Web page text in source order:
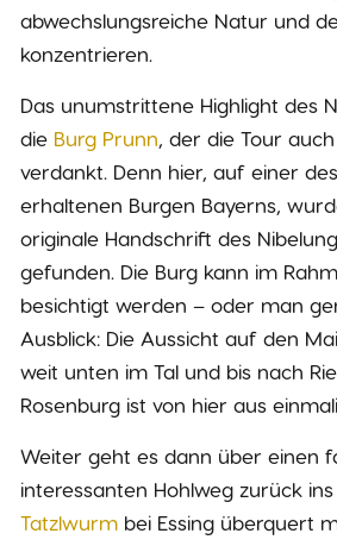
abwechslungsreiche Natur und
konzentrieren.
Das unumstrittene Highlight des
die Burg Prunn , der die Tour
verdankt. Denn hier, auf einer
erhaltenen Burgen Bayerns,
originale Handschrift des
gefunden. Die Burg kann im
besichtigt werden – oder man
Ausblick: Die Aussicht auf den
weit unten im Tal und bis nach
Rosenburg ist von hier aus
Weiter geht es dann über einen
interessanten Hohlweg zurück ins
Tatzlwurm bei Essing überquert